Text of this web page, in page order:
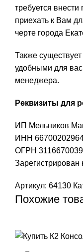
требуется
приехать к Вам
черте города
Также
удобными для
менеджера.
Реквизиты для
ИП Мельников
ИНН
ОГРН
Артикул: 64130
Похожие